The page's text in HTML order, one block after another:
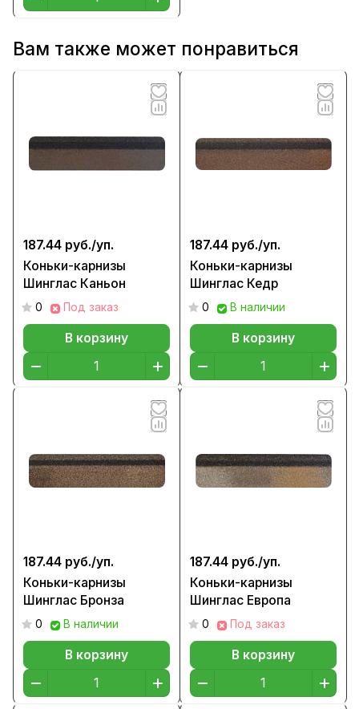
Вам также может понравиться
187.44 руб./уп.
Коньки-карнизы
Шинглас Каньон
0 Под заказ
В корзину
187.44 руб./уп.
Коньки-карнизы
Шинглас Кедр
0 В наличии
В корзину
187.44 руб./уп.
Коньки-карнизы
Шинглас Бронза
0 В наличии
В корзину
187.44 руб./уп.
Коньки-карнизы
Шинглас Европа
0 Под заказ
В корзину